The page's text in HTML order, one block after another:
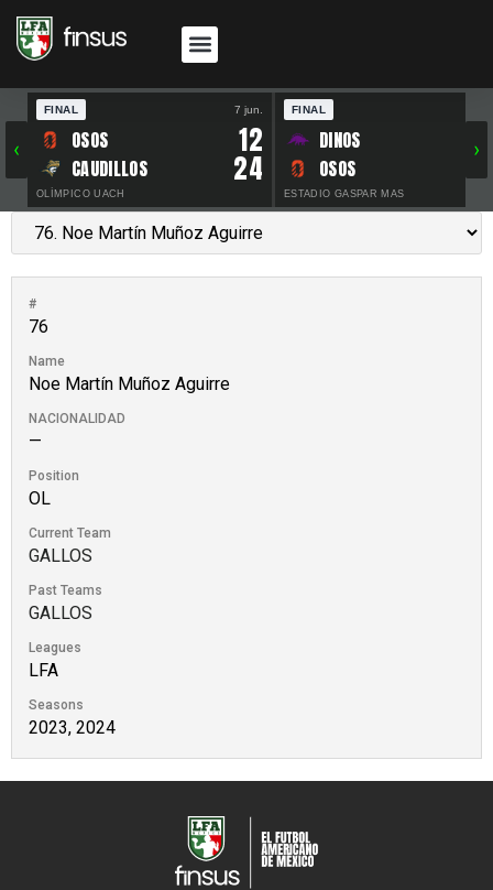
‹
FINAL 7 jun.
OSOS 12
CAUDILLOS 24
OLÍMPICO UACH
FINAL
DINOS
OSOS
ESTADIO GASPAR MAS
›
#
76
Name
Noe Martín Muñoz Aguirre
NACIONALIDAD
—
Position
OL
Current Team
GALLOS
Past Teams
GALLOS
Leagues
LFA
Seasons
2023, 2024